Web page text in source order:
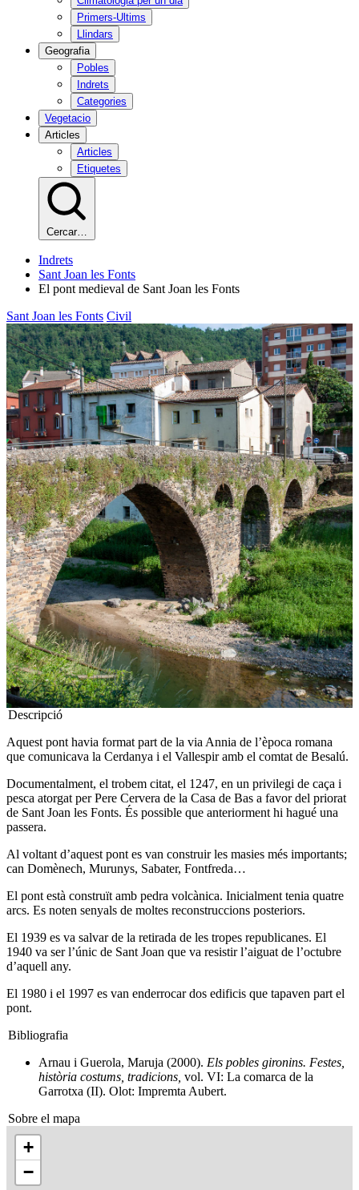
Primers-Ultims
Llindars
Geografia
Pobles
Indrets
Categories
Vegetacio
Articles
Articles
Etiquetes
Cercar…
Indrets
Sant Joan les Fonts
El pont medieval de Sant Joan les Fonts
Sant Joan les Fonts Civil
Descripció
Aquest pont havia format part de la via Annia de l’època romana
que comunicava la Cerdanya i el Vallespir amb el comtat de Besalú.
Documentalment, el trobem citat, el 1247, en un privilegi de caça i
pesca atorgat per Pere Cervera de la Casa de Bas a favor del priorat
de Sant Joan les Fonts. És possible que anteriorment hi hagué una
passera.
Al voltant d’aquest pont es van construir les masies més importants;
can Domènech, Murunys, Sabater, Fontfreda…
El pont està construït amb pedra volcànica. Inicialment tenia quatre
arcs. Es noten senyals de moltes reconstruccions posteriors.
El 1939 es va salvar de la retirada de les tropes republicanes. El
1940 va ser l’únic de Sant Joan que va resistir l’aiguat de l’octubre
d’aquell any.
El 1980 i el 1997 es van enderrocar dos edificis que tapaven part el
pont.
Bibliografia
Arnau i Guerola, Maruja (2000). Els pobles gironins. Festes,
història costums, tradicions, vol. VI: La comarca de la
Garrotxa (II). Olot: Impremta Aubert.
Sobre el mapa
+
−